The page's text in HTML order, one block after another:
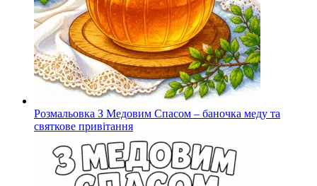
Розмальовка З Медовим Спасом – баночка меду та
святкове привітання